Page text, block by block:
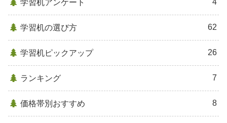
学習机アンケート 4
学習机の選び方 62
学習机ピックアップ 26
ランキング 7
価格帯別おすすめ 8